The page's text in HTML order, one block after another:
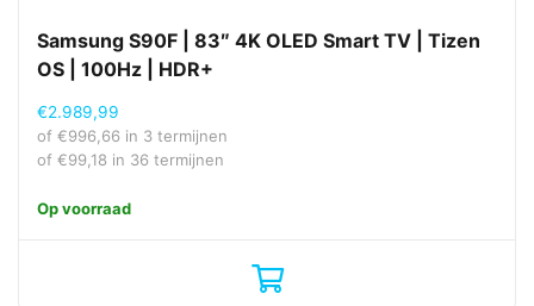
Samsung S90F | 83″ 4K OLED Smart TV | Tizen
OS | 100Hz | HDR+
€2.989,99
of €996,66 in 3 termijnen
of €99,18 in 36 termijnen
Op voorraad